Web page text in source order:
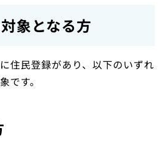
象となる方
住民登録があり、以下のいずれ
です。